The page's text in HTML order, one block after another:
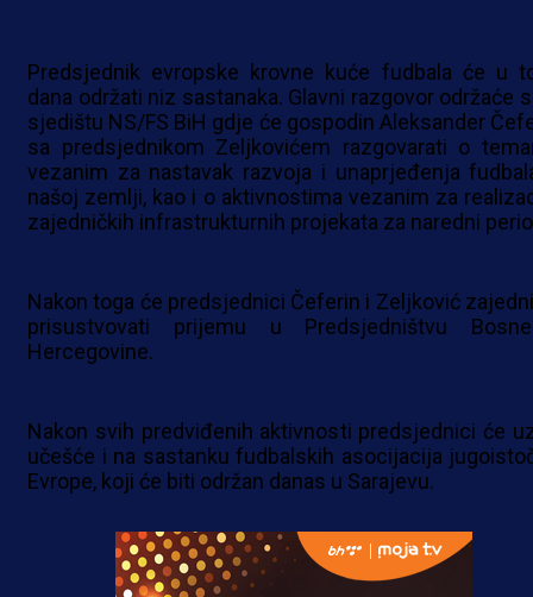
Predsjednik evropske krovne kuće fudbala će u
dana održati niz sastanaka. Glavni razgovor održaće
sjedištu NS/FS BiH gdje će gospodin Aleksander
sa predsjednikom Zeljkovićem razgovarati o
vezanim za nastavak razvoja i unaprjeđenja
našoj zemlji, kao i o aktivnostima vezanim za
zajedničkih infrastrukturnih projekata za naredni
Nakon toga će predsjednici Čeferin i Zeljković
prisustvovati prijemu u Predsjedništvu
Hercegovine.
Nakon svih predviđenih aktivnosti predsjednici će
učešće i na sastanku fudbalskih asocijacija
Evrope, koji će biti održan danas u Sarajevu.